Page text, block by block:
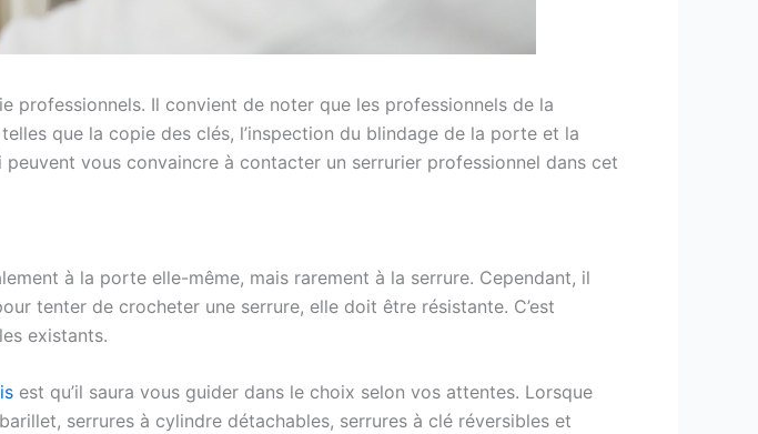
professionnels. Il convient de noter que les professionnels de la
que la copie des clés, l’inspection du blindage de la porte et la
vous convaincre à contacter un serrurier professionnel dans cet
à la porte elle-même, mais rarement à la serrure. Cependant, il
tenter de crocheter une serrure, elle doit être résistante. C’est
existants.
est qu’il saura vous guider dans le choix selon vos attentes. Lorsque
serrures à cylindre détachables, serrures à clé réversibles et